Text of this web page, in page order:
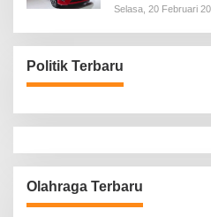
Selasa, 20 Februari
Politik Terbaru
Olahraga Terbaru